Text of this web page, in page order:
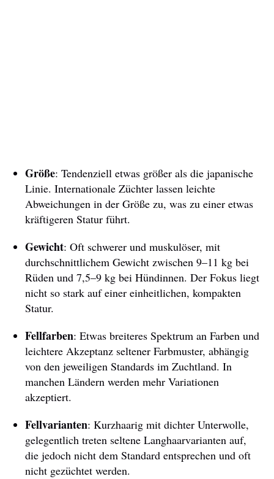
Größe: Tendenziell etwas größer als die japanische
Linie. Internationale Züchter lassen leichte
Abweichungen in der Größe zu, was zu einer etwas
kräftigeren Statur führt.
Gewicht: Oft schwerer und muskulöser, mit
durchschnittlichem Gewicht zwischen 9–11 kg bei
Rüden und 7,5–9 kg bei Hündinnen. Der Fokus liegt
nicht so stark auf einer einheitlichen, kompakten
Statur.
Fellfarben: Etwas breiteres Spektrum an Farben und
leichtere Akzeptanz seltener Farbmuster, abhängig
von den jeweiligen Standards im Zuchtland. In
manchen Ländern werden mehr Variationen
akzeptiert.
Fellvarianten: Kurzhaarig mit dichter Unterwolle,
gelegentlich treten seltene Langhaarvarianten auf,
die jedoch nicht dem Standard entsprechen und oft
nicht gezüchtet werden.